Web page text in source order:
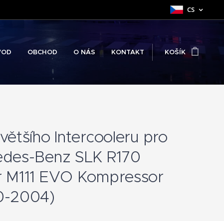
CS
OBCHOD O NÁS KONTAKT KOŠÍK
Intercooleru pro
Benz SLK R170
EVO Kompressor
2004)